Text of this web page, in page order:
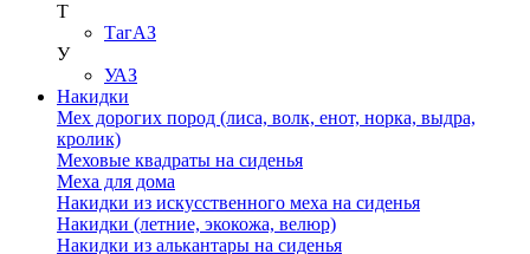
Т
ТагАЗ
У
УАЗ
Накидки
Мех дорогих пород (лиса, волк, енот, норка, выдра,
кролик)
Меховые квадраты на сиденья
Меха для дома
Накидки из искусственного меха на сиденья
Накидки (летние, экокожа, велюр)
Накидки из алькантары на сиденья